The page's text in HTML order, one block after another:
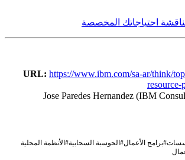
احتياجاتك المخصصة
URL: https://www.ibm.com/sa-ar/think/
#برامج الأعمال#الحوسبة السحابية#الأنظمة المحلية